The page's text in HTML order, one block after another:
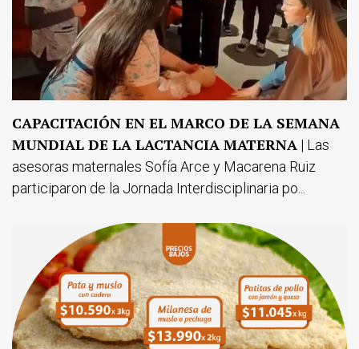
CAPACITACIÓN EN EL MARCO DE LA SEMANA
MUNDIAL DE LA LACTANCIA MATERNA | Las
asesoras maternales Sofía Arce y Macarena Ruiz
participaron de la Jornada Interdisciplinaria po...